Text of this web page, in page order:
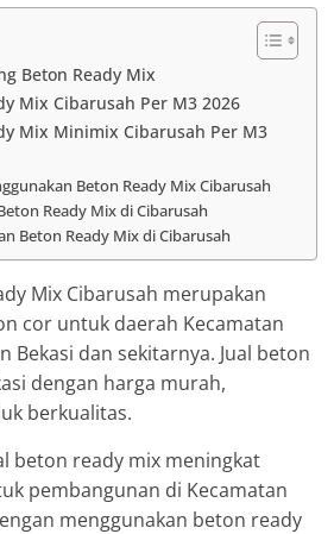
Beton Ready Mix
Mix Cibarusah Per M3 2026
Mix Minimix Cibarusah Per M3
Beton Ready Mix Cibarusah
Ready Mix di Cibarusah
Beton Ready Mix di Cibarusah
Mix Cibarusah merupakan
cor untuk daerah Kecamatan
Bekasi dan sekitarnya. Jual beton
dengan harga murah,
berkualitas.
beton ready mix meningkat
pembangunan di Kecamatan
menggunakan beton ready